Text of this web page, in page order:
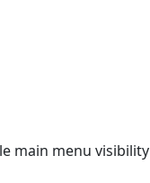
main menu visibility